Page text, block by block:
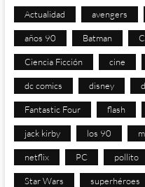
Actualidad avengers
años 90 Batman
Ciencia Ficción cine
dc comics disney
Fantastic Four flash
jack kirby los 90
netflix PC pollito
Star Wars superhéroes